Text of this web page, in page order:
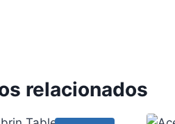
relacionados